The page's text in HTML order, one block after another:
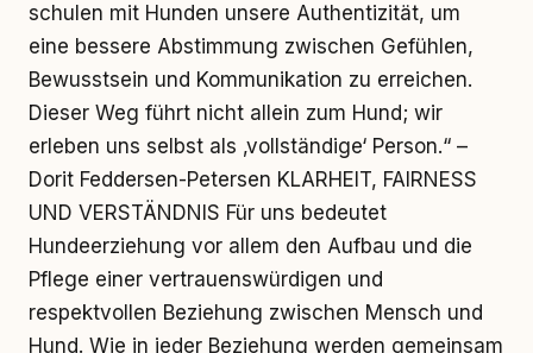
schulen mit Hunden unsere Authentizität, um
eine bessere Abstimmung zwischen Gefühlen,
Bewusstsein und Kommunikation zu erreichen.
Dieser Weg führt nicht allein zum Hund; wir
erleben uns selbst als ‚vollständige‘ Person.“ –
Dorit Feddersen-Petersen KLARHEIT, FAIRNESS
UND VERSTÄNDNIS Für uns bedeutet
Hundeerziehung vor allem den Aufbau und die
Pflege einer vertrauenswürdigen und
respektvollen Beziehung zwischen Mensch und
Hund. Wie in jeder Beziehung werden gemeinsam